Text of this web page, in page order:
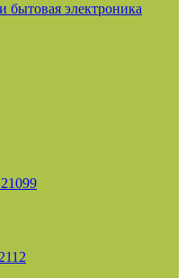
электроника